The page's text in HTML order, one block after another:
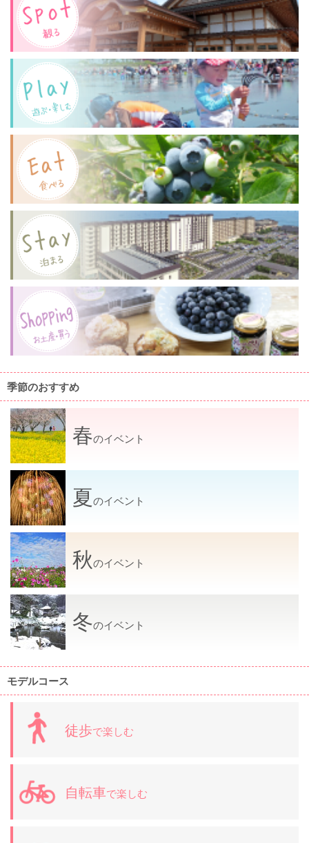
ン
日
（土）
同
時
催】
「KISARAZU
PARK
BAY
FESTIVAL」
「木
更
ナ
チ
ュ
ラ
ル
ル
⁺」
日
（土）
開
催】
木
更
津
ジ
ビ
エ
フ
ェ
ス
季節のおすすめ
春のイベント
夏 のイベント
秋のイベント
冬のイベント
モデルコース
徒歩で楽しむ
自転車で楽しむ